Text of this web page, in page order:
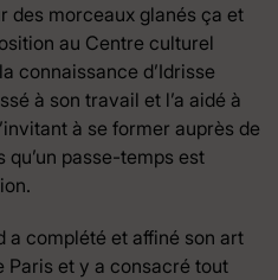
des morceaux glanés ça et
au Centre culturel
connaissance d’Idrisse
à son travail et l’a aidé à
à se former auprès de
qu’un passe-temps est
a complété et affiné son art
Paris et y a consacré tout